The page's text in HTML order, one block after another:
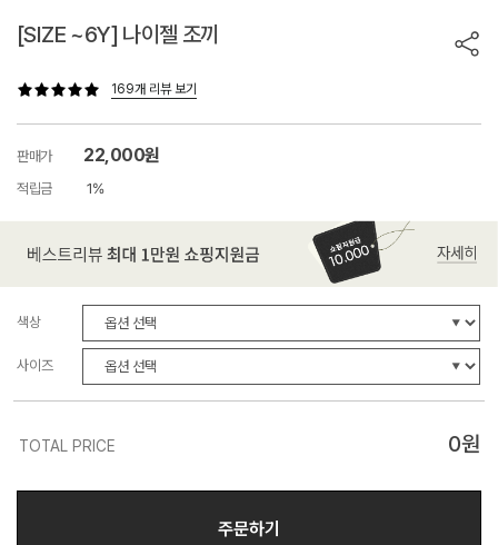
[SIZE ~6Y] 나이젤 조끼
169개 리뷰 보기
판매가 22,000원
적립금 1%
색상
사이즈
TOTAL PRICE 0원
주문하기